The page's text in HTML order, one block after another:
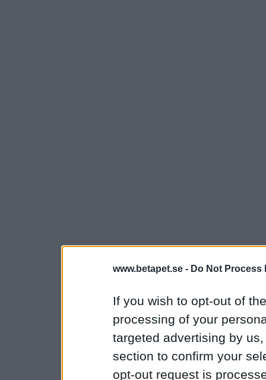
www.betapet.se - Do Not Process
If you wish to opt-out of
processing of your
targeted advertising by
section to confirm your
opt-out request is